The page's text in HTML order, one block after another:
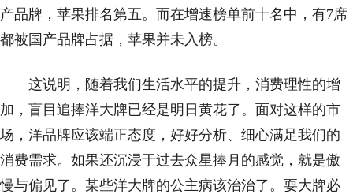
产品牌，苹果排名第五。而在增速榜单前十名中，有7席
都被国产品牌占据，苹果并未入榜。
这说明，随着我们生活水平的提升，消费理性的增
加，盲目追捧洋大牌已经是明日黄花了。面对这样的市
场，洋品牌应该端正态度，好好分析、细心满足我们的
消费需求。如果还沉浸于过去众星捧月的感觉，就是傲
慢与偏见了。某些洋大牌的公主病该治治了。耍大牌必